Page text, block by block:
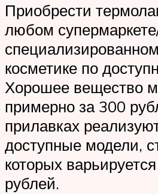
Приобрести
любом
косметике по
Хорошее вещество
примерно за 300
прилавках
доступные модели,
которых
рублей.